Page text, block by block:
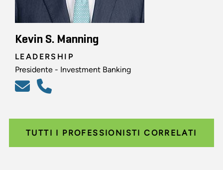
Kevin S. Manning
LEADERSHIP
Presidente - Investment Banking
TUTTI I PROFESSIONISTI CORRELATI